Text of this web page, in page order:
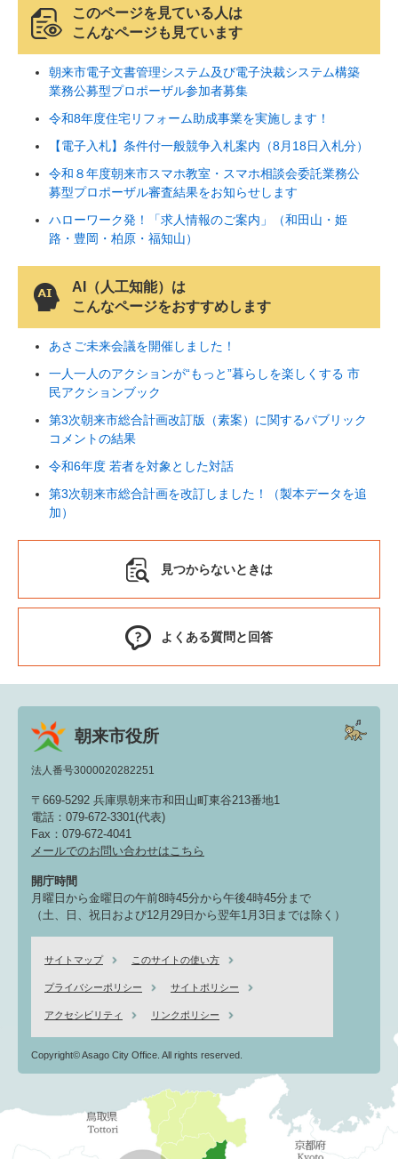
このページを見ている人は
こんなページも見ています
朝来市電子文書管理システム及び電子決裁システム構築
業務公募型プロポーザル参加者募集
令和8年度住宅リフォーム助成事業を実施します！
【電子入札】条件付一般競争入札案内（8月18日入札分）
令和８年度朝来市スマホ教室・スマホ相談会委託業務公
募型プロポーザル審査結果をお知らせします
ハローワーク発！「求人情報のご案内」（和田山・姫
路・豊岡・柏原・福知山）
AI（人工知能）は
こんなページをおすすめします
あさご未来会議を開催しました！
一人一人のアクションが“もっと”暮らしを楽しくする 市
民アクションブック
第3次朝来市総合計画改訂版（素案）に関するパブリック
コメントの結果
令和6年度 若者を対象とした対話
第3次朝来市総合計画を改訂しました！（製本データを追
加）
見つからないときは
よくある質問と回答
朝来市役所
法人番号3000020282251
〒669-5292 兵庫県朝来市和田山町東谷213番地1
電話：079-672-3301(代表)
Fax：079-672-4041
メールでのお問い合わせはこちら
開庁時間
月曜日から金曜日の午前8時45分から午後4時45分まで
（土、日、祝日および12月29日から翌年1月3日までは除く）
サイトマップ このサイトの使い方
プライバシーポリシー サイトポリシー
アクセシビリティ リンクポリシー
Copyright© Asago City Office. All rights reserved.